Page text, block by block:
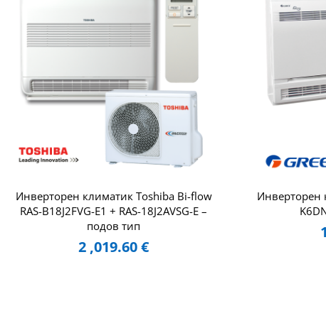
Инверторен климатик Toshiba Bi-flow
RAS-B18J2FVG-E1 + RAS-18J2AVSG-E –
подов тип
2 ,019.60€
Инверторен